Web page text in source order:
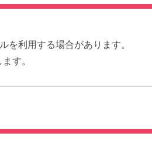
利用する場合があります。
す。